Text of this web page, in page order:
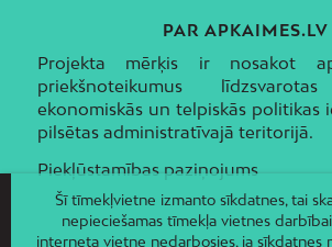
PAR APKAIMES.LV
Projekta mērķis ir nosakot
priekšnoteikumus
ekonomiskās un telpiskās politikas
pilsētas administratīvajā teritorijā.
Piekļūstamības paziņojums
Šī tīmekļvietne izmanto sīkdatnes, tai
nepieciešamas tīmekļa vietnes
interneta vietne nedarbosies, ja sīkdatnes